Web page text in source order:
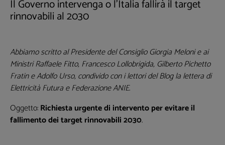
Il Governo intervenga o l'Italia fallirà il target
rinnovabili al 2030
Abbiamo scritto al Presidente del Consiglio Giorgia Meloni e ai
Ministri Raffaele Fitto, Francesco Lollobrigida, Gilberto Pichetto
Fratin e Adolfo Urso, condivido con i lettori del Blog la lettera di
Elettricità Futura e Federazione ANIE.
Oggetto:Richiesta urgente di intervento per evitare il
fallimento dei target rinnovabili 2030.